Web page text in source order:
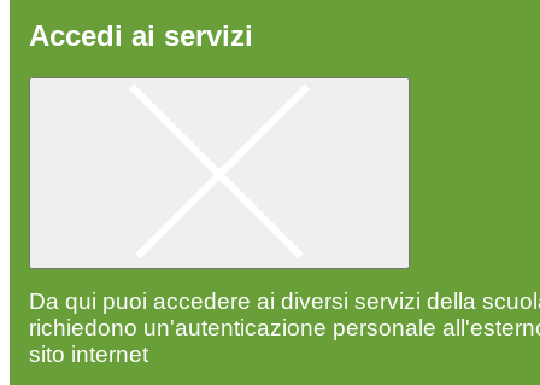
Accedi ai servizi
Da qui puoi accedere ai diversi servizi della
richiedono un'autenticazione personale
sito internet